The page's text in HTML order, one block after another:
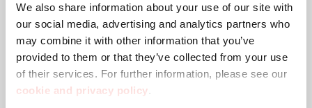
We also share information about your use of our site with
our social media, advertising and analytics partners who
may combine it with other information that you’ve
provided to them or that they’ve collected from your use
of their services. For further information, please see our
cookie and privacy policy.